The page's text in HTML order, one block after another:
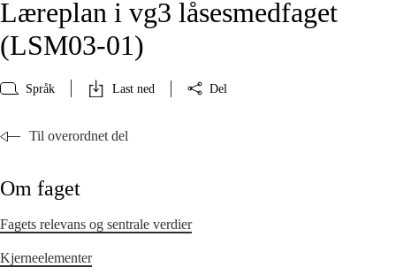
Læreplan i vg3 låsesmedfaget
(LSM03‑01)
Språk Last ned Del
Til overordnet del
Om faget
Fagets relevans og sentrale verdier
Kjerneelementer